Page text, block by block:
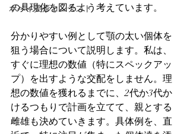
ホペイ美形コンテスト
の具現化を図るよう考えています。
分かりやすい例として顎の太い個体を
狙う場合について説明します。私は、
すぐに理想の数値（特にスペックアッ
プ）を出すような交配をしません。理
想の数値を獲れるまでに、2代か3代か
けるつもりで計画を立てて、親とする
雌雄も決めていきます。具体例を、直